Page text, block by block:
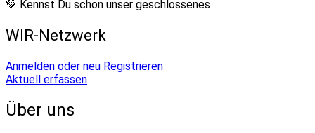
💚 Kennst Du schon unser geschlossenes
WIR-Netzwerk
Anmelden oder neu Registrieren
Aktuell erfassen
Über uns